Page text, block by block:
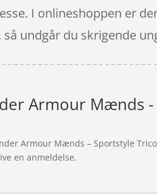
I onlineshoppen er
undgår du skrigende
Armour Mænds -
Armour Mænds – Sportstyle
en anmeldelse.